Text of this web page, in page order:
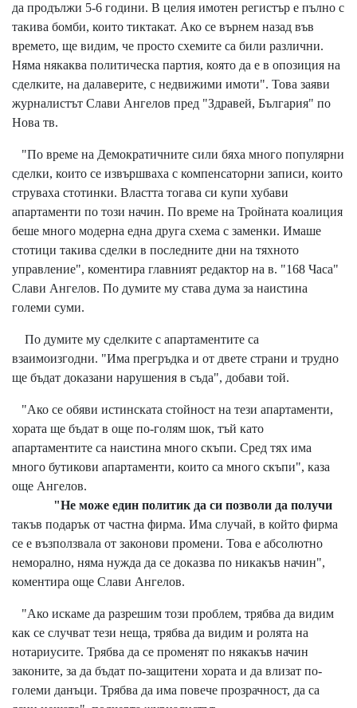
да продължи 5-6 години. В целия имотен регистър е пълно с
такива бомби, които тиктакат. Ако се върнем назад във
времето, ще видим, че просто схемите са били различни.
Няма някаква политическа партия, която да е в опозиция на
сделките, на далаверите, с недвижими имоти". Това заяви
журналистът Слави Ангелов пред "Здравей, България" по
Нова тв.
"По време на Демократичните сили бяха много популярни
сделки, които се извършваха с компенсаторни записи, които
струваха стотинки. Властта тогава си купи хубави
апартаменти по този начин. По време на Тройната коалиция
беше много модерна една друга схема с заменки. Имаше
стотици такива сделки в последните дни на тяхното
управление", коментира главният редактор на в. "168 Часа"
Слави Ангелов. По думите му става дума за наистина
големи суми.
По думите му сделките с апартаментите са
взаимоизгодни. "Има прегръдка и от двете страни и трудно
ще бъдат доказани нарушения в съда", добави той.
"Ако се обяви истинската стойност на тези апартаменти,
хората ще бъдат в още по-голям шок, тъй като
апартаментите са наистина много скъпи. Сред тях има
много бутикови апартаменти, които са много скъпи", каза
още Ангелов.
"Не може един политик да си позволи да получи
такъв подарък от частна фирма. Има случай, в който фирма
се е възползвала от законови промени. Това е абсолютно
неморално, няма нужда да се доказва по никакъв начин",
коментира още Слави Ангелов.
"Ако искаме да разрешим този проблем, трябва да видим
как се случват тези неща, трябва да видим и ролята на
нотариусите. Трябва да се променят по някакъв начин
законите, за да бъдат по-защитени хората и да влизат по-
големи данъци. Трябва да има повече прозрачност, да са